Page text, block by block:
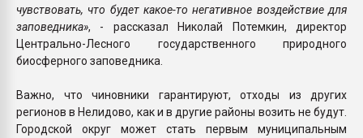
чувствовать, что будет какое-то негативное воздействие для
заповедника», - рассказал Николай Потемкин, директор
Центрально-Лесного государственного природного
биосферного заповедника.
Важно, что чиновники гарантируют, отходы из других
регионов в Нелидово, как и в другие районы возить не будут.
Городской округ может стать первым муниципальным